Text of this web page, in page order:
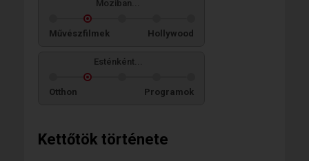
Kettőtök története
Moziban...
Művészfilmek Hollywood
Esténként...
Otthon Programok